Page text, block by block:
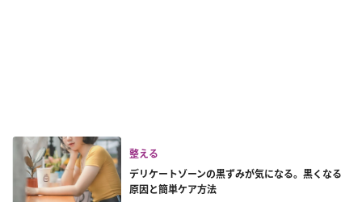
整える
デリケートゾーンの黒ずみが気になる。黒くなる
原因と簡単ケア方法